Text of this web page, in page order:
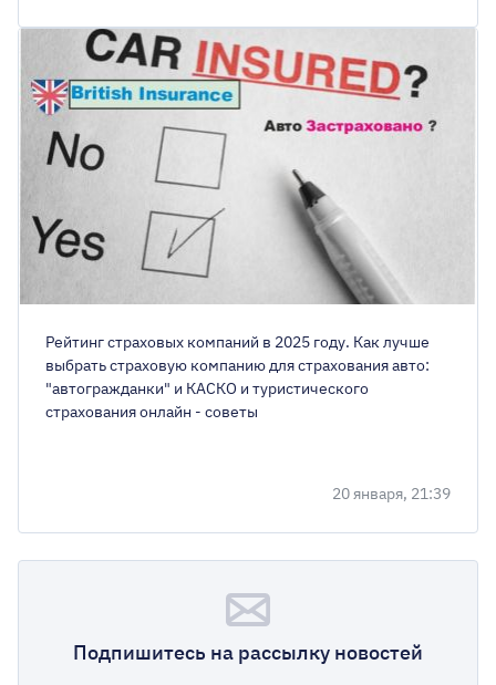
Рейтинг страховых компаний в 2025 году. Как лучше
выбрать страховую компанию для страхования авто:
"автогражданки" и КАСКО и туристического
страхования онлайн - советы
20 января, 21:39
Подпишитесь на рассылку новостей